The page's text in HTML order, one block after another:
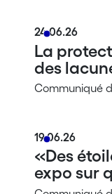
24.06.26
La
des
Communiqué
19.06.26
«Des
expo sur